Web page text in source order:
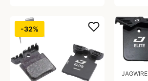
-32%
JAGWIRE